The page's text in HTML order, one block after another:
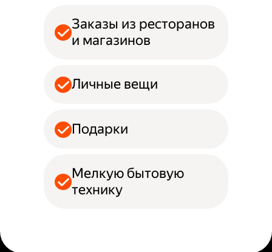
Заказы из ресторанов
и магазинов
Личные вещи
Подарки
Мелкую бытовую
технику